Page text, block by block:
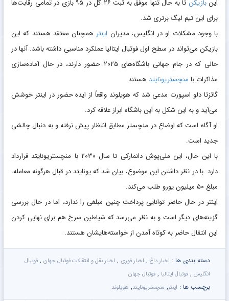
اینبازیکن
تا به حال تنها موفق به ثبت ۲۶ گل در ۹۵ بازی در تمامی رقابت‌ها
برای این تیم لیگ برتری شد.
با وجود مشکلات او در انگلیس، مدیران اینترهمچنان معتقد هستند که این
بازیکن می‌تواند در سطح اول فوتبال ایتالیا عملکرد مناسبی داشته باشد. آنها در
حالی که در جام جهانی باشگاه‌های ۲۰۲۵ حضور دارند، در حال آماده‌‌سازی
مذاکرات با منچستریونایتد هستند.
گاتزتا دلو اسپورت مدعی شد که هویلوند واقعاً از ایده حضور در اینتر خوشش
می‌آید و به این شکل به این باشگاه ابراز علاقه کرد.
او آگاه است که اوضاع در منچستر مطابق انتظار پیش نرفته و به دنبال چالشی
جدید است.
با این حال، این ملی‌‌پوش دانمارکی تا سال ۲۰۳۰ با منچستریونایتد قرارداد
دارد. با در نظر داشتن این موضوع، بیان شد که یونایتد در قبال هرگونه معامله،
مبلغ ۵۰ میلیون یورو طلب می‌کند.
اینتر در حال حاضر توانایی پرداخت چنین مبلغی را ندارد، اما در حال بررسی
گزینه‌های دیگر است و به نظر می‌رسد که شیاطین سرخ هم برای نهایی کردن
این انتقال حاضر به کوتاه آمدن از خواسته‌هایشان هستند.
دسته بندی ها : اخبار داغ , اخبار فوری , اخبار نقل و انتقالات فوتبال جهان , فوتبال
انگلیس , فوتبال ایتالیا , فوتبال جهان
برچسب ها : اینتر, منچستریونایتد, هویلوند